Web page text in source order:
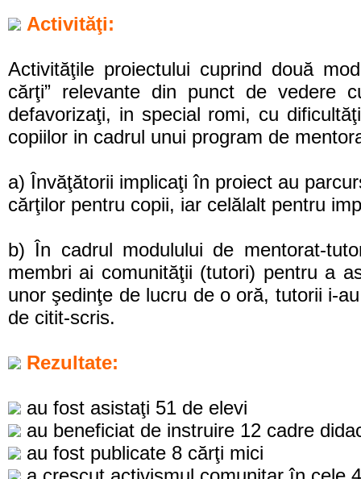
Activităţi:
Activităţile proiectului cuprind două
cărţi” relevante din punct de vedere
defavorizaţi, in special romi, cu
copiilor in cadrul unui program de
a) Învăţătorii implicaţi în proiect au
cărţilor pentru copii, iar celălalt pentru
b) În cadrul modulului de mentorat-
membri ai comunităţii (tutori) pentru a
unor şedinţe de lucru de o oră, tutorii i-
de citit-scris.
Rezultate:
au fost asistaţi 51 de elevi
au beneficiat de instruire 12 cadre
au fost publicate 8 cărţi mici